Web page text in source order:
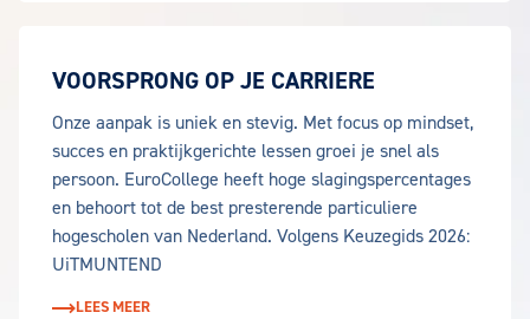
VOORSPRONG OP JE CARRIERE
Onze aanpak is uniek en stevig. Met focus op mindset,
succes en praktijkgerichte lessen groei je snel als
persoon. EuroCollege heeft hoge slagingspercentages
en behoort tot de best presterende particuliere
hogescholen van Nederland. Volgens Keuzegids 2026:
UiTMUNTEND
LEES MEER